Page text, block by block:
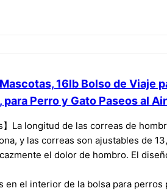
16lb Bolso de Viaje
Perro y Gato Paseos al
】La longitud de las correas de
y las correas son ajustables de
el dolor de hombro. El
en el interior de la bolsa para